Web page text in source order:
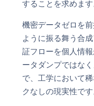
することを求めます
機密データゼロを
ように振る舞う合
証フローを個人情
ータダンプではな
で、工学において
クなしの現実性です